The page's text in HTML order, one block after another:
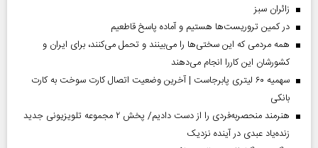
‌زائران سبز
در کمین تروریست‌ها هستیم و آماده پاسخ قاطعیم
همه مردمی که این سختی‌ها را می‌بینند و تحمل می‌کنند، برای ایران و
کشورشان این کاررا انجام می‌دهند
سهمیه ۶۰ لیتری پابرجاست | آخرین وضعیت اتصال کارت سوخت به کارت
بانکی
هنرمند منحصر‌به‌فردی را از دست دادیم/ پخش ۲ مجموعه تلویزیونی جدید
زنده‌یاد عبدی در آینده نزدیک